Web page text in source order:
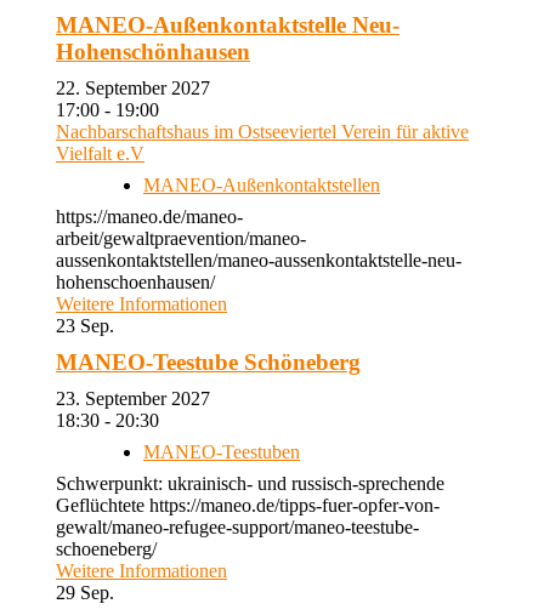
MANEO-Außenkontaktstelle Neu-
Hohenschönhausen
22. September 2027
17:00 - 19:00
Nachbarschaftshaus im Ostseeviertel Verein für aktive
Vielfalt e.V
MANEO-Außenkontaktstellen
https://maneo.de/maneo-
arbeit/gewaltpraevention/maneo-
aussenkontaktstellen/maneo-aussenkontaktstelle-neu-
hohenschoenhausen/
Weitere Informationen
23 Sep.
MANEO-Teestube Schöneberg
23. September 2027
18:30 - 20:30
MANEO-Teestuben
Schwerpunkt: ukrainisch- und russisch-sprechende
Geflüchtete https://maneo.de/tipps-fuer-opfer-von-
gewalt/maneo-refugee-support/maneo-teestube-
schoeneberg/
Weitere Informationen
29 Sep.